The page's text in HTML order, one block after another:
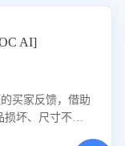
AI]
买家反馈，借助
损坏、尺寸不符